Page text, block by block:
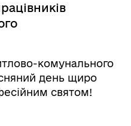
комунального
день щиро
святом!